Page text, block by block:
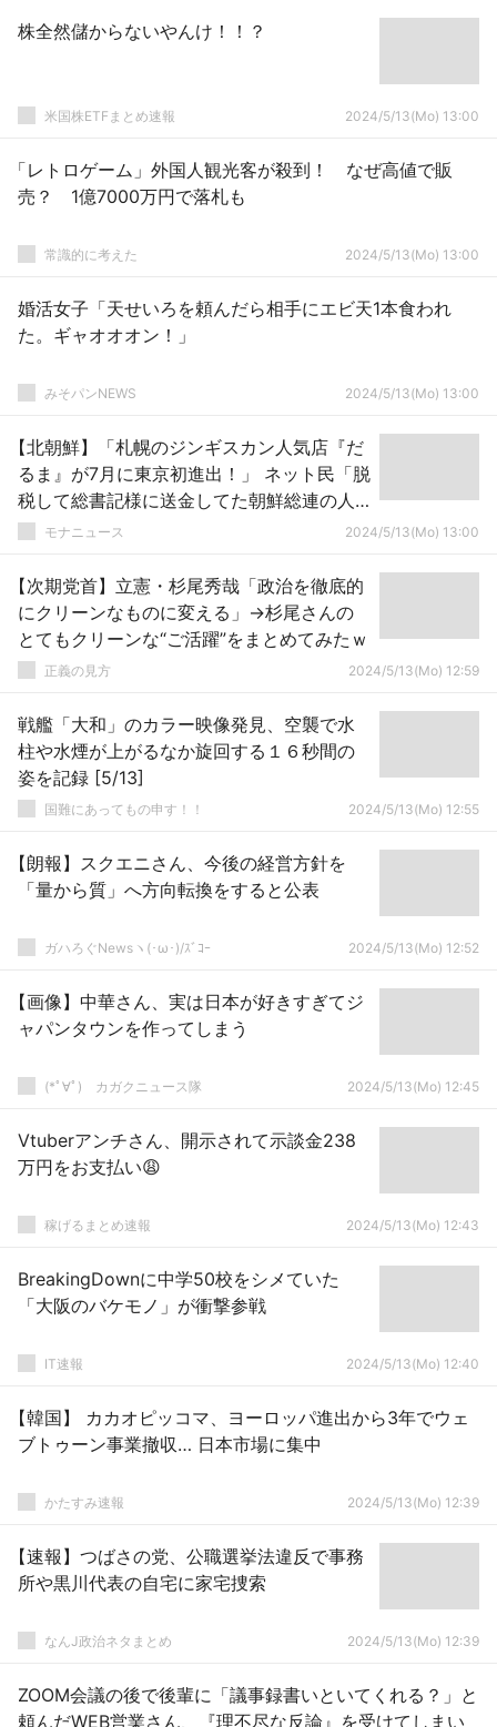
株全然儲からないやんけ！！？
米国株ETFまとめ速報 2024/5/13(Mo) 13:00
「レトロゲーム」外国人観光客が殺到！ なぜ高値で販
売？ 1億7000万円で落札も
常識的に考えた 2024/5/13(Mo) 13:00
婚活女子「天せいろを頼んだら相手にエビ天1本食われ
た。ギャオオオン！」
みそパンNEWS 2024/5/13(Mo) 13:00
【北朝鮮】「札幌のジンギスカン人気店『だ
るま』が7月に東京初進出！」 ネット民「脱
税して総書記様に送金してた朝鮮総連の人
の店ですよ、ここ」
モナニュース 2024/5/13(Mo) 13:00
【次期党首】立憲・杉尾秀哉「政治を徹底的
にクリーンなものに変える」→杉尾さんの
とてもクリーンな“ご活躍”をまとめてみたｗ
正義の見方 2024/5/13(Mo) 12:59
戦艦「大和」のカラー映像発見、空襲で水
柱や水煙が上がるなか旋回する１６秒間の
姿を記録 [5/13]
国難にあってもの申す！！ 2024/5/13(Mo) 12:55
【朗報】スクエニさん、今後の経営方針を
「量から質」へ方向転換をすると公表
ガハろぐNewsヽ(･ω･)/ｽﾞｺｰ 2024/5/13(Mo) 12:52
【画像】中華さん、実は日本が好きすぎてジ
ャパンタウンを作ってしまう
(*ﾟ∀ﾟ)ゞカガクニュース隊 2024/5/13(Mo) 12:45
Vtuberアンチさん、開示されて示談金238
万円をお支払い😩
稼げるまとめ速報 2024/5/13(Mo) 12:43
BreakingDownに中学50校をシメていた
「大阪のバケモノ」が衝撃参戦
IT速報 2024/5/13(Mo) 12:40
【韓国】 カカオピッコマ、ヨーロッパ進出から3年でウェ
ブトゥーン事業撤収… 日本市場に集中
かたすみ速報 2024/5/13(Mo) 12:39
【速報】つばさの党、公職選挙法違反で事務
所や黒川代表の自宅に家宅捜索
なんJ政治ネタまとめ 2024/5/13(Mo) 12:39
ZOOM会議の後で後輩に「議事録書いといてくれる？」と
頼んだWEB営業さん、『理不尽な反論』を受けてしまい